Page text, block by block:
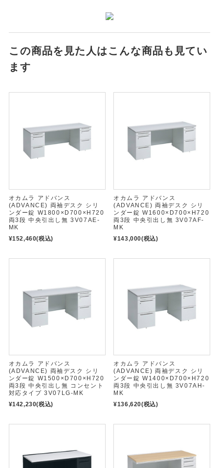
この商品を見た人はこんな商品も見てい
ます
オカムラ アドバンス
(ADVANCE) 両袖デスク シリ
ンダー錠 W1800×D700×H720
両3段 中央引出し無 3V07AE-
MK
¥152,460(税込)
オカムラ アドバンス
(ADVANCE) 両袖デスク シリ
ンダー錠 W1600×D700×H720
両3段 中央引出し無 3V07AF-
MK
¥143,000(税込)
オカムラ アドバンス
(ADVANCE) 両袖デスク シリ
ンダー錠 W1500×D700×H720
両3段 中央引出し無 コンセント
対応タイプ 3V07LG-MK
¥142,230(税込)
オカムラ アドバンス
(ADVANCE) 両袖デスク シリ
ンダー錠 W1400×D700×H720
両3段 中央引出し無 3V07AH-
MK
¥136,620(税込)